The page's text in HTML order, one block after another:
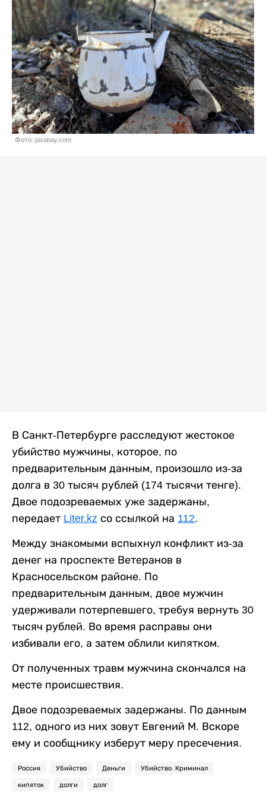
Фото: pixabay.com
В Санкт-Петербурге расследуют жестокое
убийство мужчины, которое, по
предварительным данным, произошло из-за
долга в 30 тысяч рублей (174 тысячи тенге).
Двое подозреваемых уже задержаны,
передает Liter.kz со ссылкой на 112.
Между знакомыми вспыхнул конфликт из-за
денег на проспекте Ветеранов в
Красносельском районе. По
предварительным данным, двое мужчин
удерживали потерпевшего, требуя вернуть 30
тысяч рублей. Во время расправы они
избивали его, а затем облили кипятком.
От полученных травм мужчина скончался на
месте происшествия.
Двое подозреваемых задержаны. По данным
112, одного из них зовут Евгений М. Вскоре
ему и сообщнику изберут меру пресечения.
Россия Убийство Деньги Убийство. Криминал
кипяток долги долг